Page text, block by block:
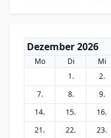
Dezember 2026
Mo Di Mi
1.
2.
7.
8. 9.
14.
15. 16.
21.
22. 23.